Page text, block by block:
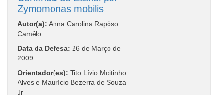
Zymomonas mobilis
Autor(a): Anna Carolina Rapôso
Camêlo
Data da Defesa: 26 de Março de
2009
Orientador(es): Tito Lívio Moitinho
Alves e Maurício Bezerra de Souza
Jr